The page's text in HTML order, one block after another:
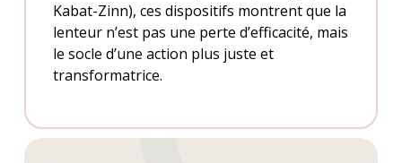
Kabat-Zinn), ces dispositifs montrent que la
lenteur n’est pas une perte d’efficacité, mais
le socle d’une action plus juste et
transformatrice.